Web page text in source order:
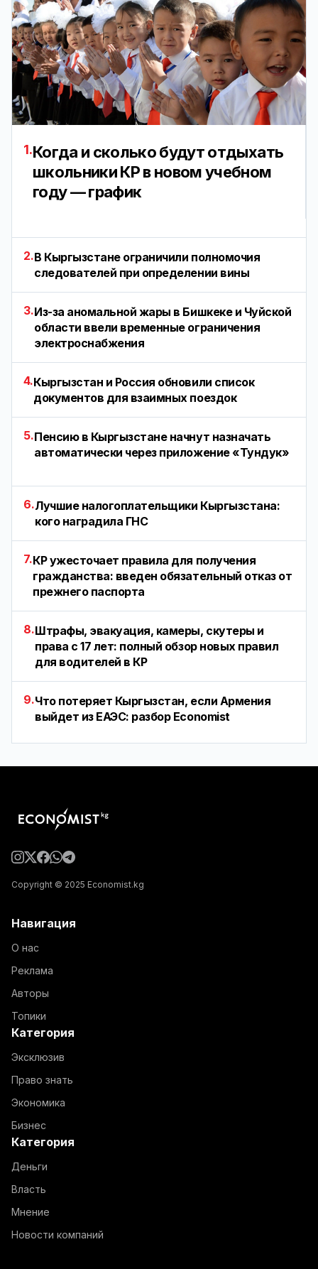
1.Когда и сколько будут отдыхать
школьники КР в новом учебном
году — график
2.В Кыргызстане ограничили полномочия
следователей при определении вины
3.Из-за аномальной жары в Бишкеке и Чуйской
области ввели временные ограничения
электроснабжения
4.Кыргызстан и Россия обновили список
документов для взаимных поездок
5.Пенсию в Кыргызстане начнут назначать
автоматически через приложение «Тундук»
6.Лучшие налогоплательщики Кыргызстана:
кого наградила ГНС
7.КР ужесточает правила для получения
гражданства: введен обязательный отказ от
прежнего паспорта
8.Штрафы, эвакуация, камеры, скутеры и
права с 17 лет: полный обзор новых правил
для водителей в КР
9.Что потеряет Кыргызстан, если Армения
выйдет из ЕАЭС: разбор Economist
Copyright © 2025 Economist.kg
Навигация
О нас
Реклама
Авторы
Топики
Категория
Эксклюзив
Право знать
Экономика
Бизнес
Категория
Деньги
Власть
Мнение
Новости компаний